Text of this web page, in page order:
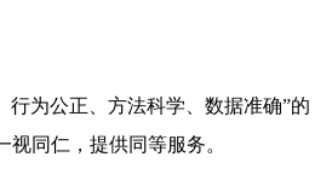
、行为公正、方法科学、数据准确”的
同仁，提供同等服务。